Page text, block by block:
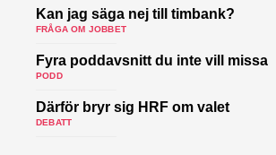
Kan jag säga nej till timbank?
FRÅGA OM JOBBET
Fyra poddavsnitt du inte vill missa
PODD
Därför bryr sig HRF om valet
DEBATT